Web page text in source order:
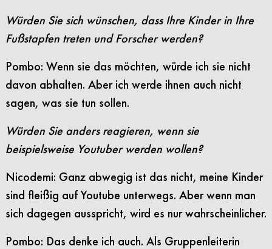
Würden Sie sich wünschen, dass Ihre Kinder in Ihre
Fußstapfen treten und Forscher werden?
Pombo: Wenn sie das möchten, würde ich sie nicht
davon abhalten. Aber ich werde ihnen auch nicht
sagen, was sie tun sollen.
Würden Sie anders reagieren, wenn sie
beispielsweise Youtuber werden wollen?
Nicodemi: Ganz abwegig ist das nicht, meine Kinder
sind fleißig auf Youtube unterwegs. Aber wenn man
sich dagegen ausspricht, wird es nur wahrscheinlicher.
Pombo: Das denke ich auch. Als Gruppenleiterin